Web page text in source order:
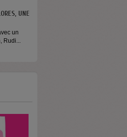
UNE
un
Rudi...